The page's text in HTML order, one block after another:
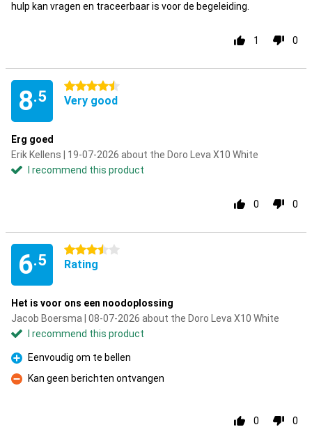
hulp kan vragen en traceerbaar is voor de begeleiding.
1 0
8.5
4.5 stars
Very good
Erg goed
Erik Kellens | 19-07-2026 about the Doro Leva X10 White
I recommend this product
0 0
6.5
3.5 stars
Rating
Het is voor ons een noodoplossing
Jacob Boersma | 08-07-2026 about the Doro Leva X10 White
I recommend this product
Pro
Eenvoudig om te bellen
Con
Kan geen berichten ontvangen
0 0